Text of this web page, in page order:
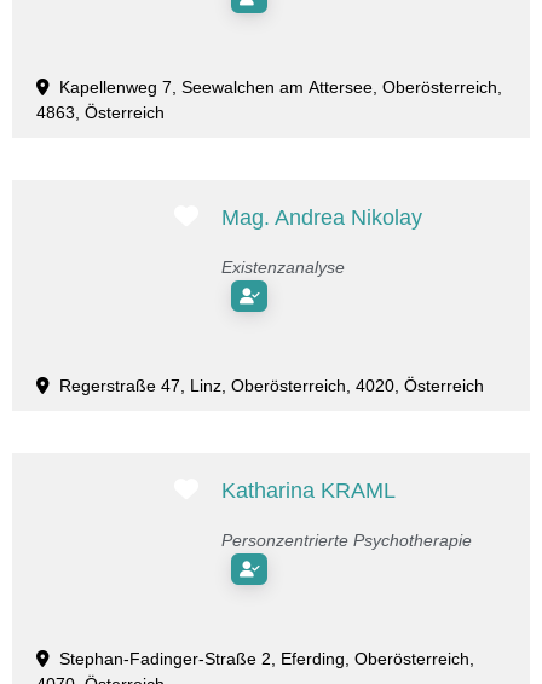
Kapellenweg 7, Seewalchen am Attersee, Oberösterreich,
4863, Österreich
Favorit
Mag. Andrea Nikolay
Existenzanalyse
Regerstraße 47, Linz, Oberösterreich, 4020, Österreich
Favorit
Katharina KRAML
Personzentrierte Psychotherapie
Stephan-Fadinger-Straße 2, Eferding, Oberösterreich,